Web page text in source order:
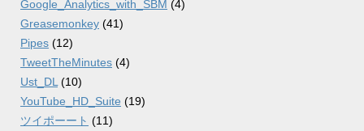
Google_Analytics_with_SBM (4)
Greasemonkey (41)
Pipes (12)
TweetTheMinutes (4)
Ust_DL (10)
YouTube_HD_Suite (19)
ツイポーート (11)